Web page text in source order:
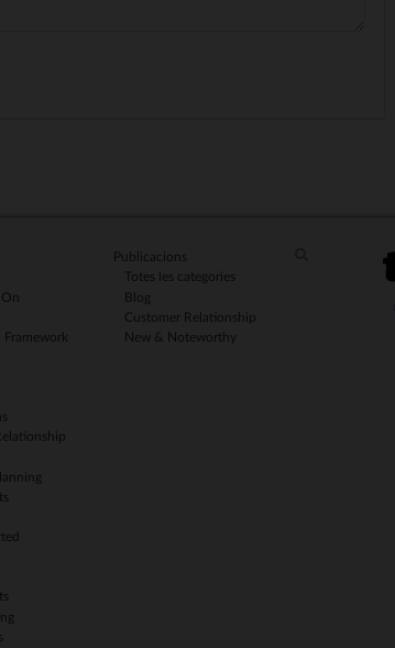
Publicacions
Totes les categories
Blog
Customer Relationship
New & Noteworthy